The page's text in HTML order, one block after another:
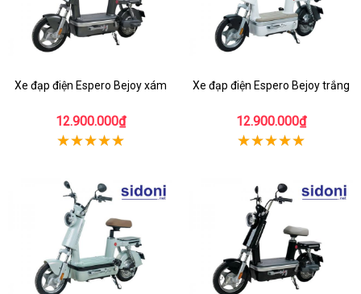
Xe đạp điện Espero Bejoy xám
12.900.000₫
Xe đạp điện Espero Bejoy trắng
12.900.000₫